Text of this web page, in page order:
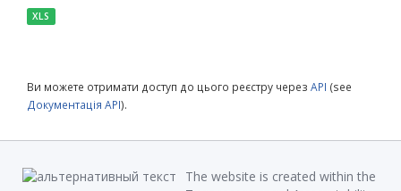
XLS
Ви можете отримати доступ до цього реєстру через API (see
Документація API).
The website is created within the